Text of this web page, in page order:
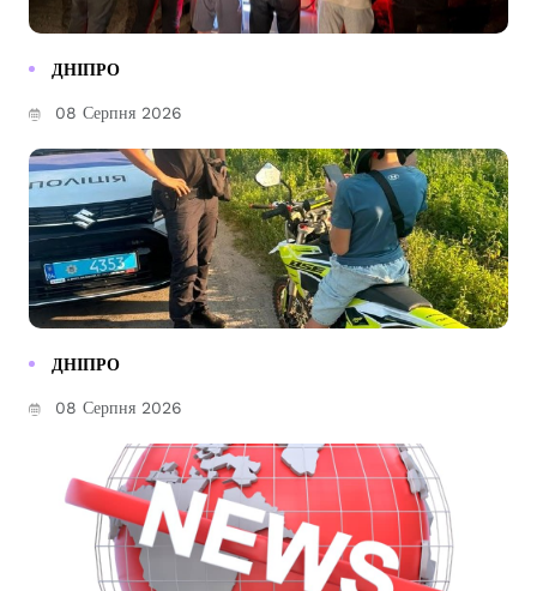
ДНІПРО
08 Серпня 2026
ДНІПРО
08 Серпня 2026